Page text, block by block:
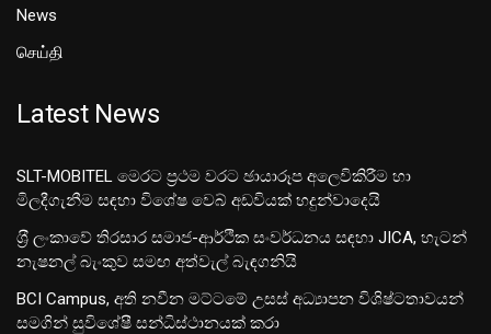
News
செய்தி
Latest News
SLT-MOBITEL මෙරට ප්‍රථම වරට ඡායාරූප අලෙවිකිරීම හා
මිලදීගැනීම සඳහා විශේෂ වෙබ් අඩවියක් හදුන්වාදෙයි
ශ‍්‍රී ලංකාවේ තිරසාර සමාජ-ආර්ථික සංවර්ධනය සඳහා JICA, හැටන්
නැෂනල් බැංකුව සමඟ අත්වැල් බැඳගනියි
BCI Campus, අති නවීන මට්ටමේ උසස් අධ්‍යාපන විශිෂ්ටතාවයන්
සමගින් සුවිශේෂී සන්ධිස්ථානයක් කරා